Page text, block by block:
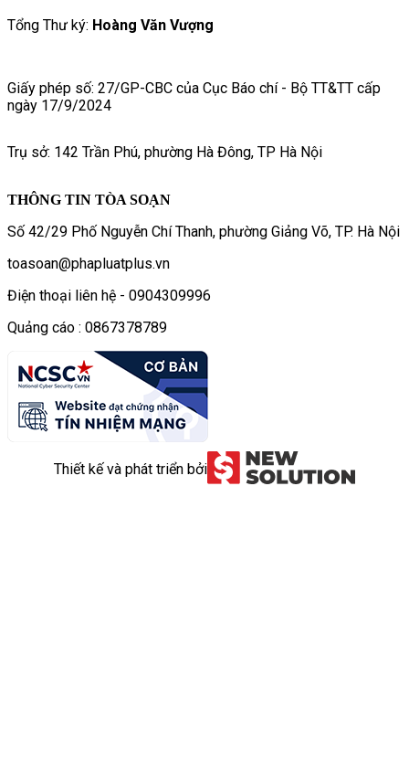
Tổng Thư ký: Hoàng Văn Vượng
Giấy phép số: 27/GP-CBC của Cục Báo chí - Bộ TT&TT cấp
ngày 17/9/2024
Trụ sở: 142 Trần Phú, phường Hà Đông, TP Hà Nội
THÔNG TIN TÒA SOẠN
Số 42/29 Phố Nguyễn Chí Thanh, phường Giảng Võ, TP. Hà Nội
toasoan@phapluatplus.vn
Điện thoại liên hệ - 0904309996
Quảng cáo : 0867378789
Thiết kế và phát triển bởi